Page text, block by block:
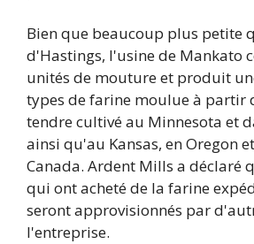
Bien que beaucoup plus petite
d'Hastings, l'usine de Mankato
unités de mouture et produit
types de farine moulue à partir
tendre cultivé au Minnesota et
ainsi qu'au Kansas, en Oregon
Canada. Ardent Mills a déclaré
qui ont acheté de la farine
seront approvisionnés par
l'entreprise.